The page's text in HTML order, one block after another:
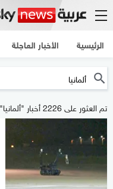
الرئيسية الأخبار العاجلة
تم العثور على 2226 أخبار "ألمانيا"